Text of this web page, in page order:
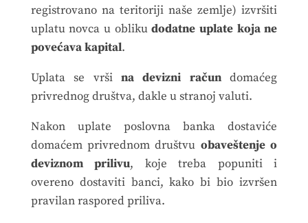
registrovano na teritoriji naše zemlje) izvršiti
uplatu novca u oblikudodatne uplate koja ne
povećava kapital.
Uplata se vrši na devizni račundomaćeg
privrednog društva, dakle u stranoj valuti.
Nakon uplate poslovna banka dostaviće
domaćem privrednom društvu obaveštenje o
deviznom prilivu, koje treba popuniti i
overeno dostaviti banci, kako bi bio izvršen
pravilan raspored priliva.